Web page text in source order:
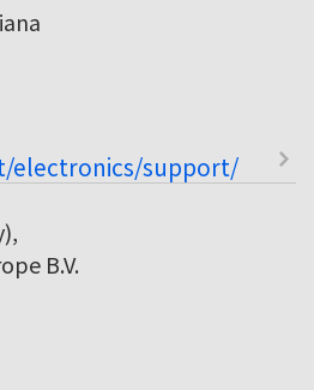
electronics/support/
B.V.